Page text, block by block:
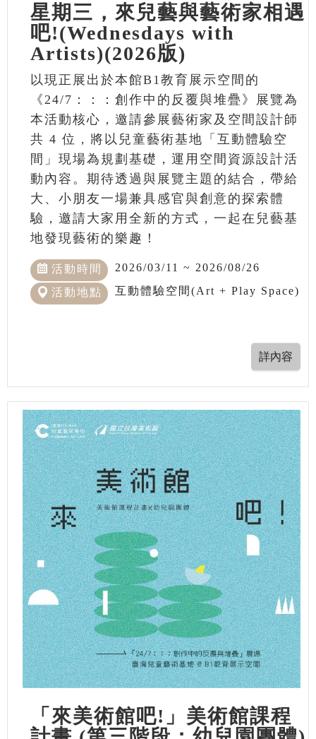
星期三，來兒藝與藝術家相遇
吧!(Wednesdays with
Artists)(2026版)
以現正展出於本館B1教育展示空間的
《24/7：：：創作中的反覆與堆疊》展覽為
本活動核心，邀請參展藝術家及空間設計師
共 4 位，將以兒童藝術基地「互動體驗空
間」現場為規劃基礎，運用空間資源設計活
動內容。期待透過與展覽主題的結合，帶給
大、小朋友一場兼具感官與創意的探索體
驗，邀請大家用全新的方式，一起在兒藝基
地發現藝術的樂趣！
活動時間 2026/03/11 ~ 2026/08/26
活動地點 互動體驗空間(Art + Play Space)
「來美術館吧!」美術館課程